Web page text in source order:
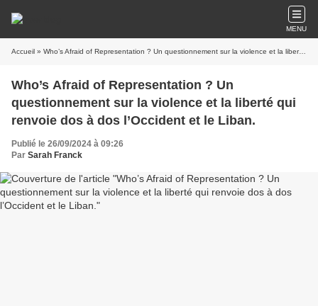
MENU
Accueil » Who’s Afraid of Representation ? Un questionnement sur la violence et la liberté qui renvoie dos à dos l’Occident et le Liban.
Who’s Afraid of Representation ? Un
questionnement sur la violence et la liberté qui
renvoie dos à dos l’Occident et le Liban.
Publié le 26/09/2024 à 09:26
Par Sarah Franck